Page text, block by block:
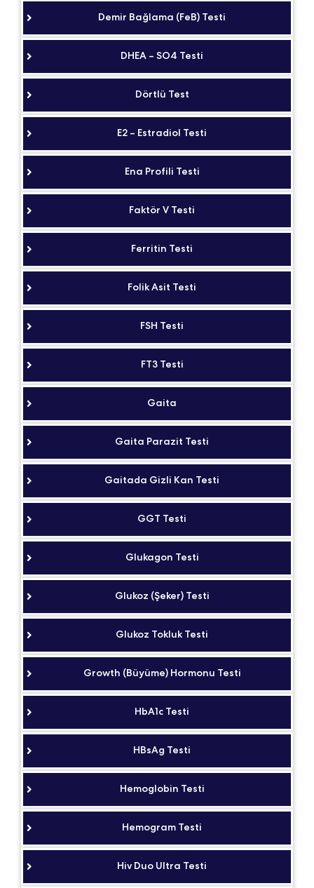
Demir Bağlama (FeB) Testi
DHEA – SO4 Testi
Dörtlü Test
E2 – Estradiol Testi
Ena Profili Testi
Faktör V Testi
Ferritin Testi
Folik Asit Testi
FSH Testi
FT3 Testi
Gaita
Gaita Parazit Testi
Gaitada Gizli Kan Testi
GGT Testi
Glukagon Testi
Glukoz (Şeker) Testi
Glukoz Tokluk Testi
Growth (Büyüme) Hormonu Testi
HbA1c Testi
HBsAg Testi
Hemoglobin Testi
Hemogram Testi
Hiv Duo Ultra Testi